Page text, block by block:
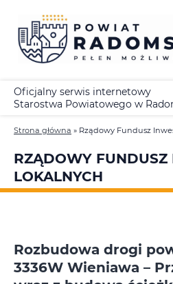
treści
Oficjalny serwis internetowy
Starostwa Powiatowego w
Strona główna » Rządowy Fundusz
RZĄDOWY FUNDUSZ
LOKALNYCH
Rozbudowa drogi
3336W Wieniawa –